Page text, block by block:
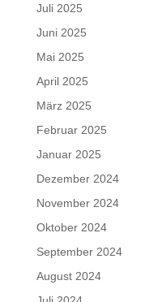
Juli 2025
Juni 2025
Mai 2025
April 2025
März 2025
Februar 2025
Januar 2025
Dezember 2024
November 2024
Oktober 2024
September 2024
August 2024